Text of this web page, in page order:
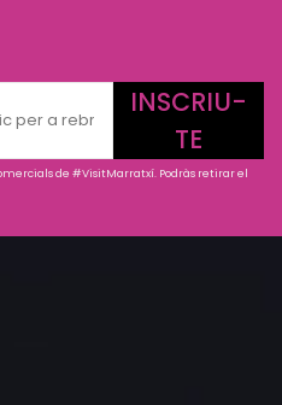
INSCRIU-
TE
de #VisitMarratxí. Podràs retirar el